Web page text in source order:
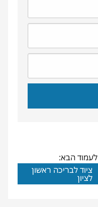
לעמוד הבא:
ציוד לבריכה ראשון
לציון